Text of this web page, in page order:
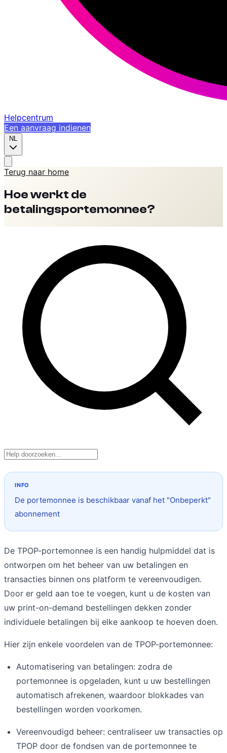
Helpcentrum
Een aanvraag indienen
NL
Terug naar home
Hoe werkt de
betalingsportemonnee?
De portemonnee is beschikbaar vanaf het "Onbeperkt"
abonnement
De TPOP-portemonnee is een handig hulpmiddel dat is
ontworpen om het beheer van uw betalingen en
transacties binnen ons platform te vereenvoudigen.
Door er geld aan toe te voegen, kunt u de kosten van
uw print-on-demand bestellingen dekken zonder
individuele betalingen bij elke aankoop te hoeven doen.
Hier zijn enkele voordelen van de TPOP-portemonnee:
Automatisering van betalingen: zodra de
portemonnee is opgeladen, kunt u uw bestellingen
automatisch afrekenen, waardoor blokkades van
bestellingen worden voorkomen.
Vereenvoudigd beheer: centraliseer uw transacties op
TPOP door de fondsen van de portemonnee te